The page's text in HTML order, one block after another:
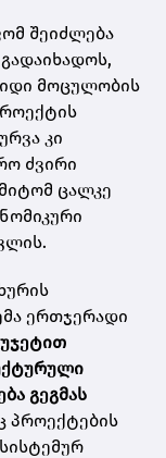
შეიძლება
მოცულობის
კი
ძვირი
ცალკე
ერთჯერადი
გეგმას
პროექტების